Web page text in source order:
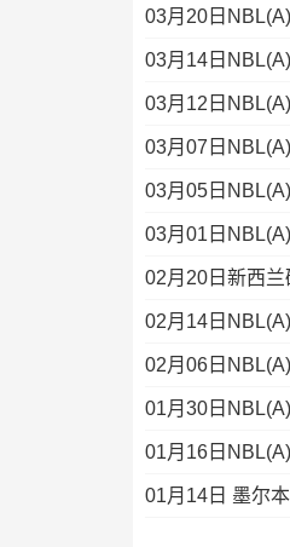
02月20日新西
01月14日 墨尔